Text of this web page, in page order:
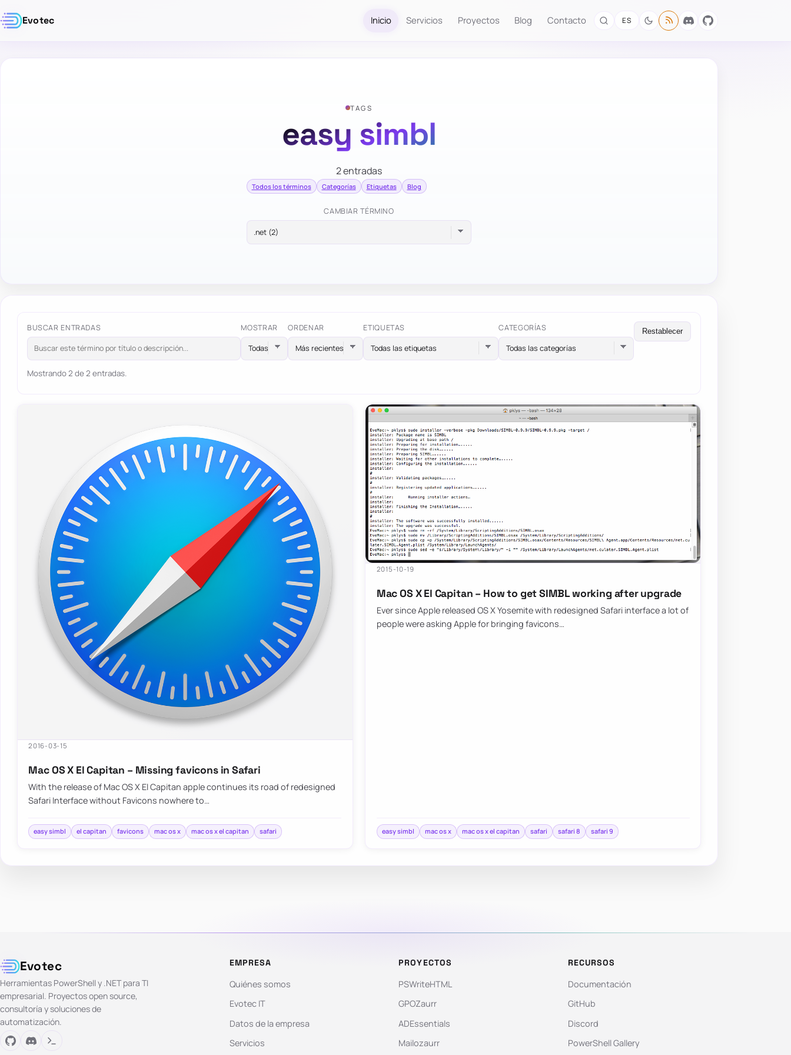
Evotec Inicio Servicios Proyectos Blog Contacto ES
TAGS
easy simbl
2 entradas
Todos los términos Categorías Etiquetas Blog
CAMBIAR TÉRMINO
BUSCAR ENTRADAS MOSTRAR ORDENAR ETIQUETAS
Todas las etiquetas
CATEGORÍAS
Todas las categorías
Restablecer
Mostrando 2 de 2 entradas.
2016-03-15
Mac OS X El Capitan – Missing favicons in Safari
With the release of Mac OS X El Capitan apple continues its road of redesigned
Safari Interface without Favicons nowhere to…
easy simbl el capitan favicons mac os x mac os x el capitan safari
2015-10-19
Mac OS X El Capitan – How to get SIMBL working after upgrade
Ever since Apple released OS X Yosemite with redesigned Safari interface a lot of
people were asking Apple for bringing favicons…
easy simbl mac os x mac os x el capitan safari safari 8 safari 9
Evotec
Herramientas PowerShell y .NET para TI
empresarial. Proyectos open source,
consultoría y soluciones de
automatización.
EMPRESA
Quiénes somos
Evotec IT
Datos de la empresa
Servicios
PROYECTOS
PSWriteHTML
GPOZaurr
ADEssentials
Mailozaurr
RECURSOS
Documentación
GitHub
Discord
PowerShell Gallery